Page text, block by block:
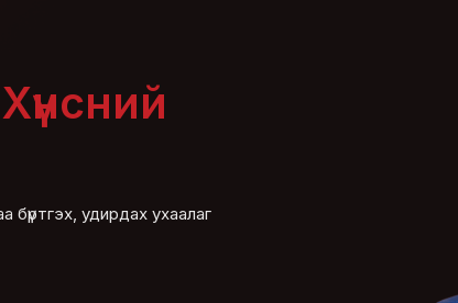
Хүнсний
удирдах ухаалаг